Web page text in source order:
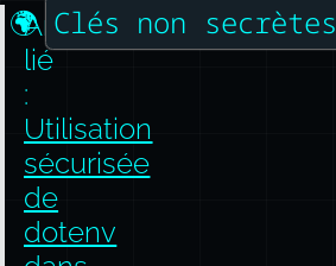
Article
lié
:
Utilisation
sécurisée
de
dotenv
🌍 Clés non secrètes